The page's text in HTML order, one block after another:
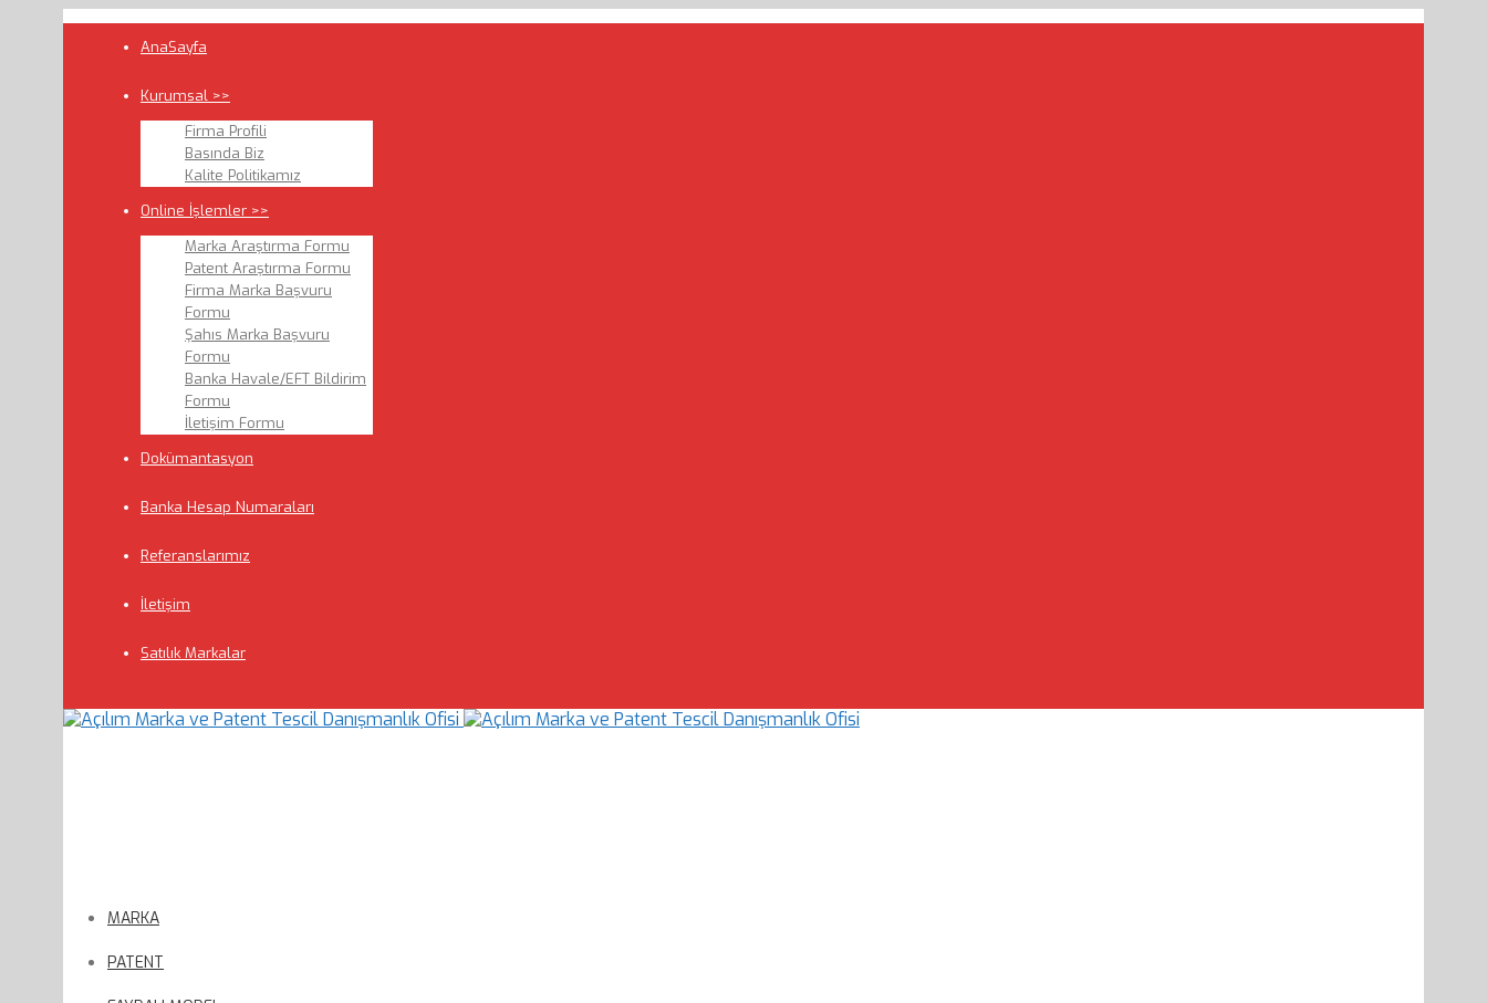
AnaSayfa
Kurumsal >>
Firma Profili
Basında Biz
Kalite Politikamız
Online İşlemler >>
Marka Araştırma Formu
Patent Araştırma Formu
Firma Marka Başvuru
Formu
Şahıs Marka Başvuru
Formu
Banka Havale/EFT Bildirim
Formu
İletişim Formu
Dokümantasyon
Banka Hesap Numaraları
Referanslarımız
İletişim
Satılık Markalar
MARKA
PATENT